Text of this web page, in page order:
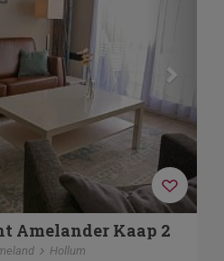
Amelander Kaap 2
Hollum